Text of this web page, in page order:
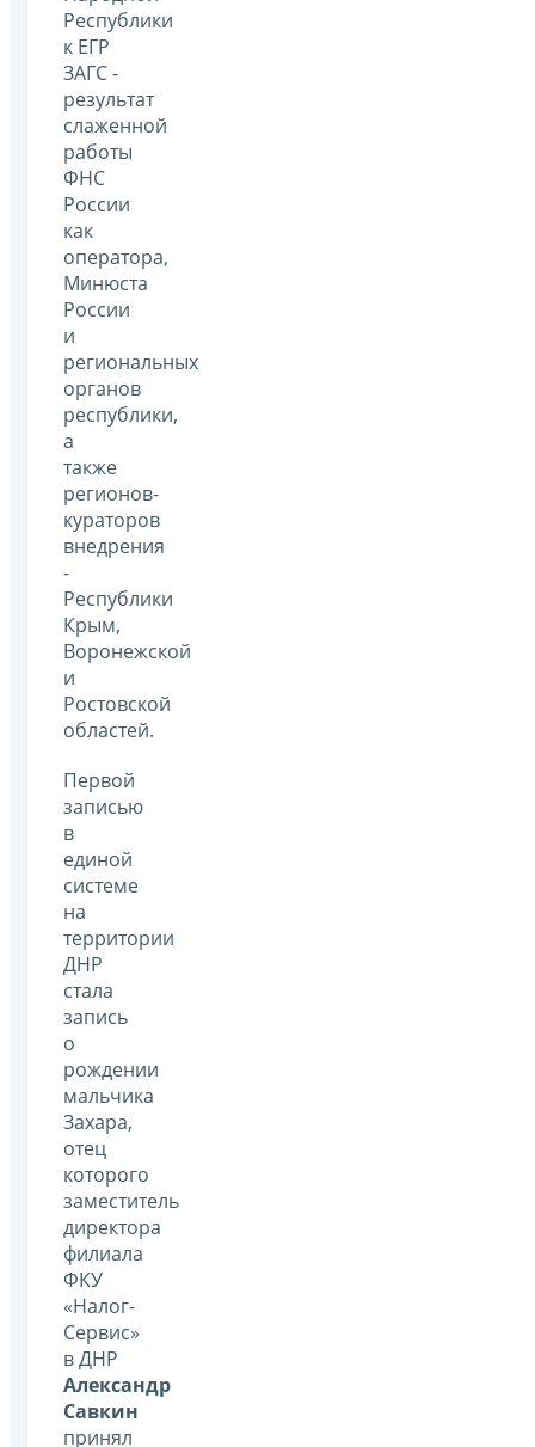
Республики
к ЕГР
ЗАГС -
результат
слаженной
работы
ФНС
России
как
оператора,
Минюста
России
и
региональных
органов
республики,
а
также
регионов-
кураторов
внедрения
-
Республики
Крым,
Воронежской
и
Ростовской
областей.
Первой
записью
в
единой
системе
на
территории
ДНР
стала
запись
о
рождении
мальчика
Захара,
отец
которого
заместитель
директора
филиала
ФКУ
«Налог-
Сервис»
в ДНР
Александр
Савкин
принял